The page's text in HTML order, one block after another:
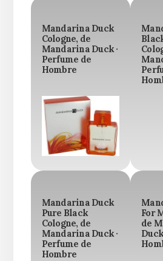
Mandarina Duck
Cologne, de
Mandarina Duck ·
Perfume de
Hombre
Mandarina Duck
Pure Black
Cologne, de
Mandarina Duck ·
Perfume de
Hombre
For
de